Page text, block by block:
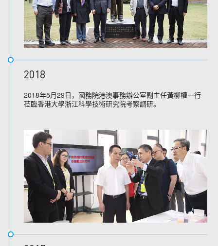
2018
2018年5月29日，國務院港澳事務辦公室副主任黃柳權一行
莅臨香港大學浙江科學技術研究院考察調研。